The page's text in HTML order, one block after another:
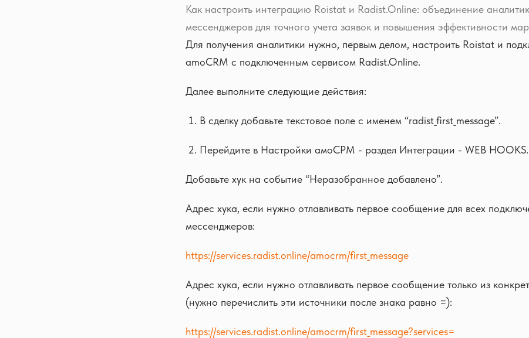
Как настроить интеграцию Roistat и Radist.Online: объединение
мессенджеров для точного учета заявок и повышения эффективности
Для получения аналитики нужно, первым делом, настроить Roistat и
amoCRM с подключенным сервисом Radist.Online.
Далее выполните следующие действия:
В сделку добавьте текстовое поле с именем “radist_first_message”.
Перейдите в Настройки амоСРМ - раздел Интеграции - WEB HOOKS.
Добавьте хук на событие “Неразобранное добавлено”.
Адрес хука, если нужно отлавливать первое сообщение для всех
мессенджеров:
https://services.radist.online/amocrm/first_message
Адрес хука, если нужно отлавливать первое сообщение только из
(нужно перечислить эти источники после знака равно =):
https://services.radist.online/amocrm/first_message?services=